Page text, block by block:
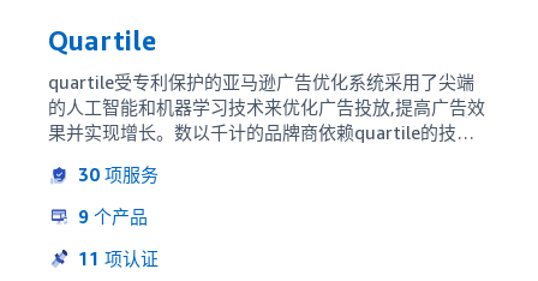
Quartile
quartile受专利保护的亚马逊广告优化系统采用了尖端
的人工智能和机器学习技术来优化广告投放,提高广告效
果并实现增长。数以千计的品牌商依赖quartile的技术
30 项服务
9 个产品
11 项认证